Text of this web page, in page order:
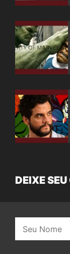
DEIXE